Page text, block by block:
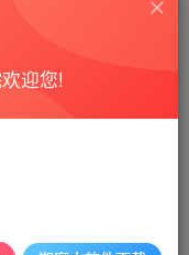
迎您!